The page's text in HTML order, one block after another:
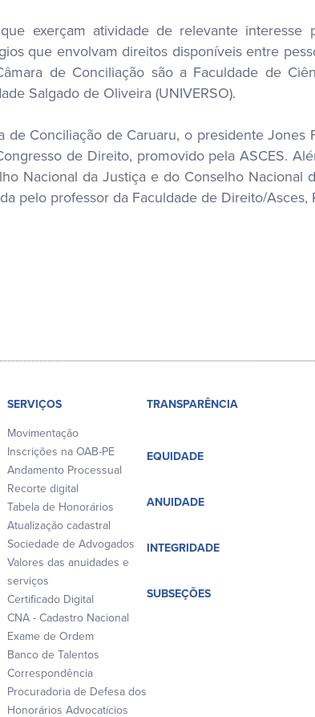
exerçam atividade de relevante
que envolvam direitos disponíveis entre
de Conciliação são a Faculdade de
Salgado de Oliveira (UNIVERSO).
de Conciliação de Caruaru, o presidente
de Direito, promovido pela ASCES.
Nacional da Justiça e do Conselho
pelo professor da Faculdade de Direito/Asces,
SERVIÇOS
Movimentação
Inscrições na OAB-PE
Andamento Processual
Recorte digital
Tabela de Honorários
Atualização cadastral
Sociedade de Advogados
Valores das anuidades e
serviços
Certificado Digital
CNA - Cadastro Nacional
Exame de Ordem
Banco de Talentos
Correspondência
Procuradoria de Defesa dos
Honorários Advocatícios
TRANSPARÊNCIA
EQUIDADE
ANUIDADE
INTEGRIDADE
SUBSEÇÕES